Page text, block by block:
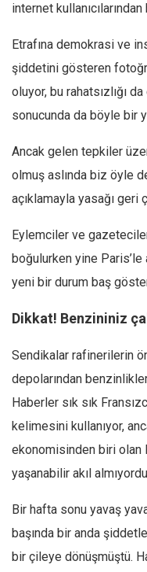
internet
Etrafına demokrasi ve
şiddetini gösteren
oluyor, bu rahatsızlığı
sonucunda da böyle bir
Ancak gelen tepkiler
olmuş aslında biz öyle
açıklamayla yasağı geri
Eylemciler ve
boğulurken yine Paris’le
yeni bir durum baş
Dikkat! Benzininiz
Sendikalar rafinerilerin
depolarından
Haberler sık sık
kelimesini kullanıyor,
ekonomisinden biri olan
yaşanabilir akıl
Bir hafta sonu yavaş
başında bir anda
bir çileye dönüşmüştü.